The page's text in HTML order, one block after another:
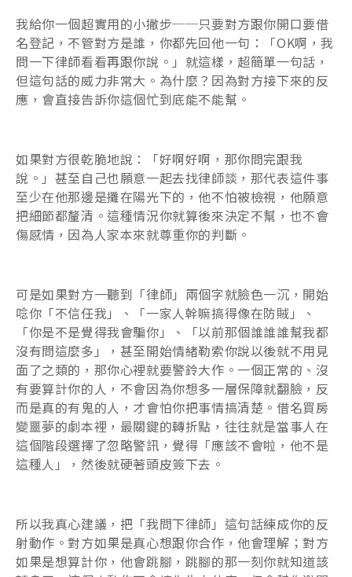
我給你一個超實用的小撇步──只要對方跟你開口要借
名登記，不管對方是誰，你都先回他一句：「OK啊，我
問一下律師看看再跟你說。」就這樣，超簡單一句話，
但這句話的威力非常大。為什麼？因為對方接下來的反
應，會直接告訴你這個忙到底能不能幫。
如果對方很乾脆地說：「好啊好啊，那你問完跟我
說。」甚至自己也願意一起去找律師談，那代表這件事
至少在他那邊是攤在陽光下的，他不怕被檢視，他願意
把細節都釐清。這種情況你就算後來決定不幫，也不會
傷感情，因為人家本來就尊重你的判斷。
可是如果對方一聽到「律師」兩個字就臉色一沉，開始
唸你「不信任我」、「一家人幹嘛搞得像在防賊」、
「你是不是覺得我會騙你」、「以前那個誰誰誰幫我都
沒有問這麼多」，甚至開始情緒勒索你說以後就不用見
面了之類的，那你心裡就要警鈴大作。一個正常的、沒
有要算計你的人，不會因為你想多一層保障就翻臉，反
而是真的有鬼的人，才會怕你把事情搞清楚。借名買房
變噩夢的劇本裡，最關鍵的轉折點，往往就是當事人在
這個階段選擇了忽略警訊，覺得「應該不會啦，他不是
這種人」，然後就硬著頭皮簽下去。
所以我真心建議，把「我問下律師」這句話練成你的反
射動作。對方如果是真心想跟你合作，他會理解；對方
如果是想算計你，他會跳腳，跳腳的那一刻你就知道該